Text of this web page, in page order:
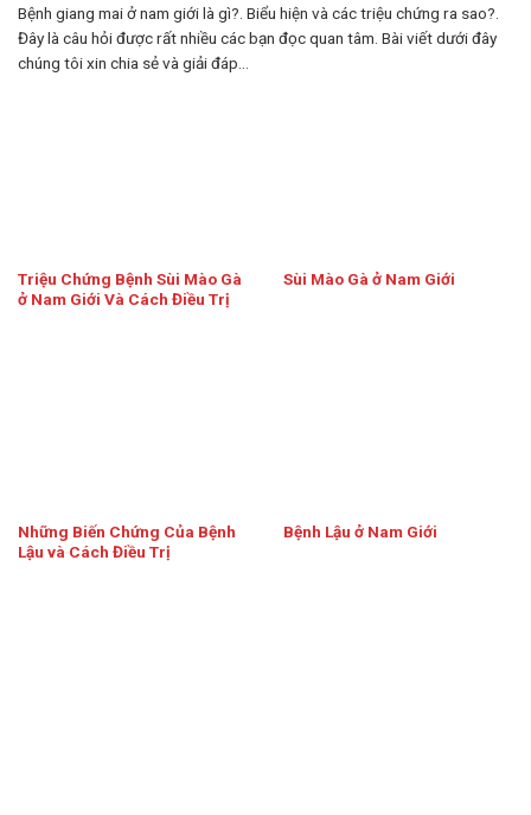
Bệnh giang mai ở nam giới là gì?. Biểu hiện và các triệu chứng ra sao?.
Đây là câu hỏi được rất nhiều các bạn đọc quan tâm. Bài viết dưới đây
chúng tôi xin chia sẻ và giải đáp...
Triệu Chứng Bệnh Sùi Mào Gà
ở Nam Giới Và Cách Điều Trị
Sùi Mào Gà ở Nam Giới
Những Biến Chứng Của Bệnh
Lậu và Cách Điều Trị
Bệnh Lậu ở Nam Giới